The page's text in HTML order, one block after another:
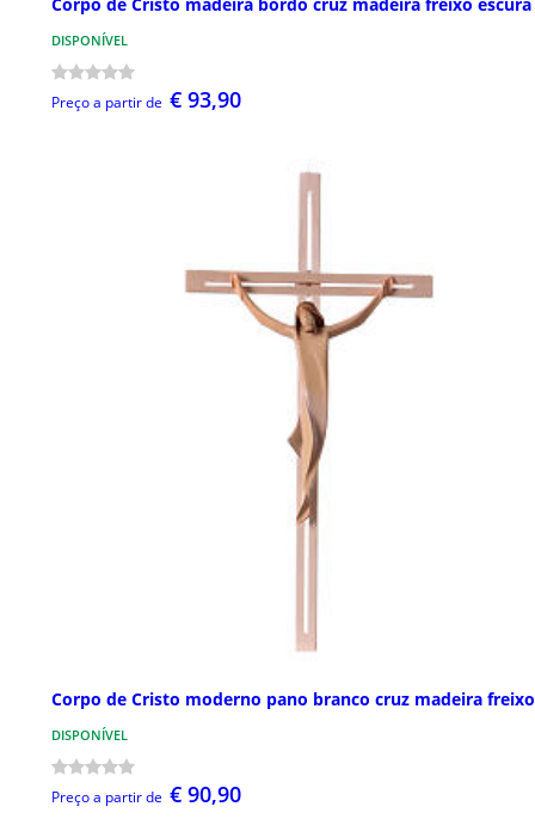
Corpo de Cristo madeira bordo cruz madeira freixo escura
DISPONÍVEL
Preço a partir de € 93,90
Corpo de Cristo moderno pano branco cruz madeira freixo
DISPONÍVEL
Preço a partir de € 90,90